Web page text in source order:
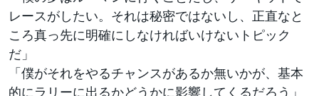
レースがしたい。それは秘密ではないし、正直なと
ころ真っ先に明確にしなければいけないトピック
だ」
「僕がそれをやるチャンスがあるか無いかが、基本
的にラリーに出るかどうかに影響してくるだろう」